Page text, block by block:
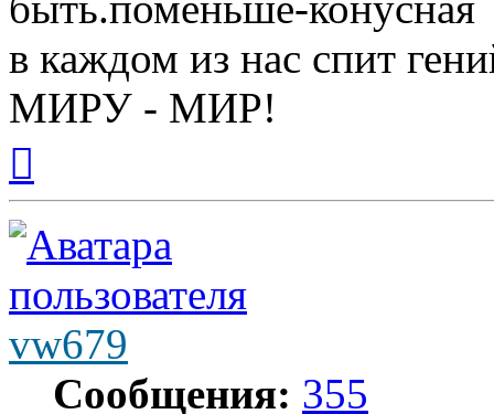
в каждом из нас спит
МИРУ - МИР!
началу
vw679
Сообщения: 355